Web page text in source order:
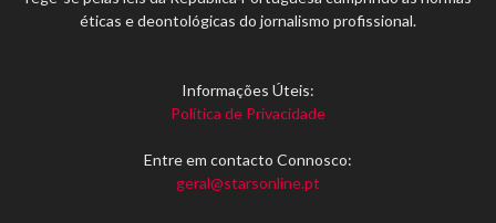
éticas e deontológicas do jornalismo profissional.
Informações Úteis:
Política de Privacidade
Entre em contacto Connosco:
geral@starsonline.pt